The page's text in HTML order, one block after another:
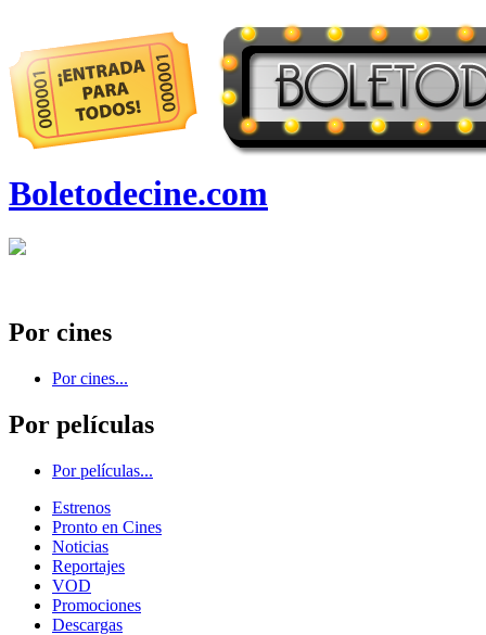
Boletodecine.com
Por cines
Por cines...
Por películas
Por películas...
Estrenos
Pronto en Cines
Noticias
Reportajes
VOD
Promociones
Descargas